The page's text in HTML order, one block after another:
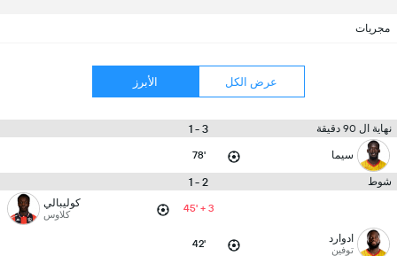
مجريات
عرض الكل الأبرز
نهاية ال 90 دقيقة 3 - 1
سيما 78'
شوط 2 - 1
45' + 3 كوليبالي
كلاوس
ادوارد
توفين 42'